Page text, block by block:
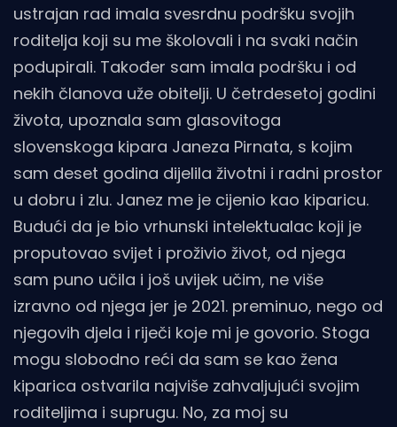
ustrajan rad imala svesrdnu podršku svojih
roditelja koji su me školovali i na svaki način
podupirali. Također sam imala podršku i od
nekih članova uže obitelji. U četrdesetoj godini
života, upoznala sam glasovitoga
slovenskoga kipara Janeza Pirnata, s kojim
sam deset godina dijelila životni i radni prostor
u dobru i zlu. Janez me je cijenio kao kiparicu.
Budući da je bio vrhunski intelektualac koji je
proputovao svijet i proživio život, od njega
sam puno učila i još uvijek učim, ne više
izravno od njega jer je 2021. preminuo, nego od
njegovih djela i riječi koje mi je govorio. Stoga
mogu slobodno reći da sam se kao žena
kiparica ostvarila najviše zahvaljujući svojim
roditeljima i suprugu. No, za moj su